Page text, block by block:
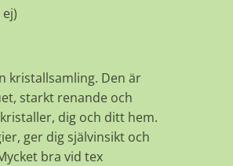
kristallsamling. Den är
starkt renande och
dig och ditt hem.
ger dig självinsikt och
bra vid tex